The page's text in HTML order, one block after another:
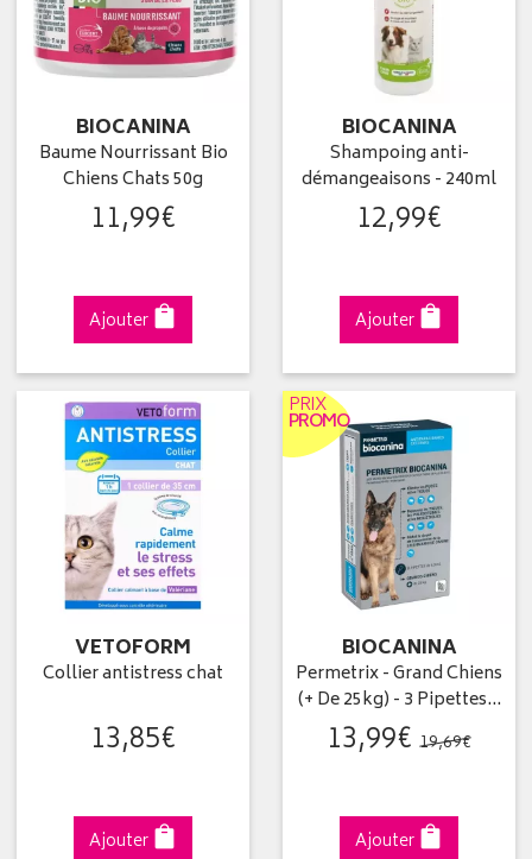
BIOCANINA
Baume Nourrissant Bio
Chiens Chats 50g
11,99€
Ajouter
BIOCANINA
Shampoing anti-
démangeaisons - 240ml
12,99€
Ajouter
VETOFORM
Collier antistress chat
13,85€
Ajouter
PRIX
PROMO
BIOCANINA
Permetrix - Grand Chiens
(+ De 25kg) - 3 Pipettes…
13,99€ 19,69€
Ajouter